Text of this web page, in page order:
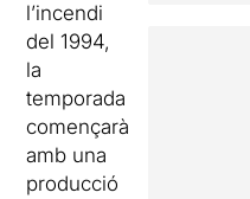
l’incendi
del 1994,
la
temporada
començarà
amb una
producció